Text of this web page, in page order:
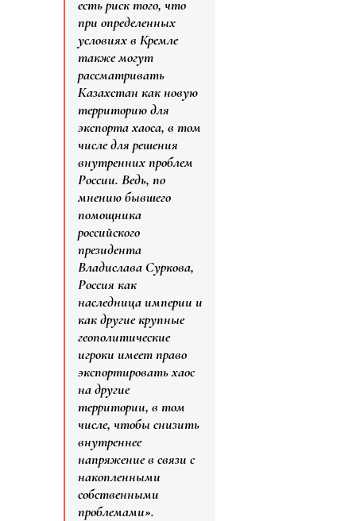
есть риск того, что
при определенных
условиях в Кремле
также могут
рассматривать
Казахстан как новую
территорию для
экспорта хаоса, в том
числе для решения
внутренних проблем
России. Ведь, по
мнению бывшего
помощника
российского
президента
Владислава Суркова,
Россия как
наследница империи и
как другие крупные
геополитические
игроки имеет право
экспортировать хаос
на другие
территории, в том
числе, чтобы снизить
внутреннее
напряжение в связи с
накопленными
собственными
проблемами».